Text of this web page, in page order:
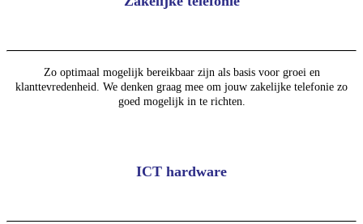
Zo optimaal mogelijk bereikbaar zijn als basis voor groei en
klanttevredenheid. We denken graag mee om jouw zakelijke telefonie zo
goed mogelijk in te richten.
ICT hardware